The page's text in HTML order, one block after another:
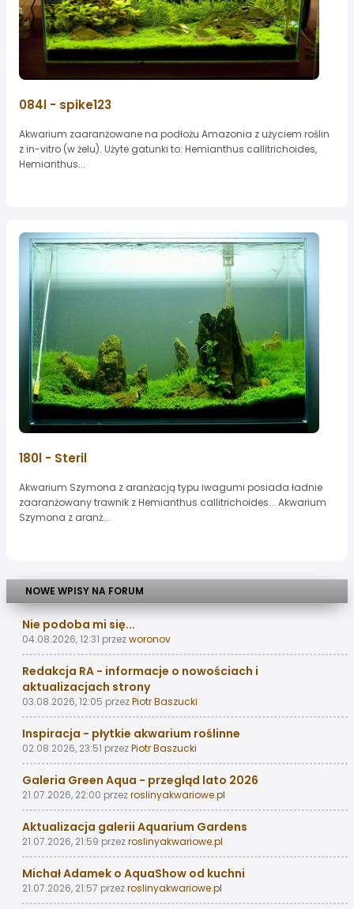
084l - spike123
Akwarium zaaranżowane na podłożu Amazonia z użyciem roślin
z in-vitro (w żelu). Użyte gatunki to: Hemianthus callitrichoides,
Hemianthus...
180l - Steril
Akwarium Szymona z aranżacją typu iwagumi posiada ładnie
zaaranżowany trawnik z Hemianthus callitrichoides... Akwarium
Szymona z aranż...
NOWE WPISY NA FORUM
Nie podoba mi się...
04.08.2026, 12:31 przezworonov
Redakcja RA - informacje o nowościach i
aktualizacjach strony
03.08.2026, 12:05 przezPiotr Baszucki
Inspiracja - płytkie akwarium roślinne
02.08.2026, 23:51 przezPiotr Baszucki
Galeria Green Aqua - przegląd lato 2026
21.07.2026, 22:00 przezroslinyakwariowe.pl
Aktualizacja galerii Aquarium Gardens
21.07.2026, 21:59 przezroslinyakwariowe.pl
Michał Adamek o AquaShow od kuchni
21.07.2026, 21:57 przezroslinyakwariowe.pl